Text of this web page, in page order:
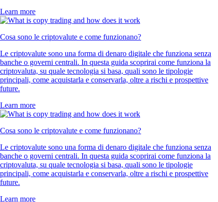
Learn more
Cosa sono le criptovalute e come funzionano?
Le criptovalute sono una forma di denaro digitale che funziona senza
banche o governi centrali. In questa guida scoprirai come funziona la
criptovaluta, su quale tecnologia si basa, quali sono le tipologie
principali, come acquistarla e conservarla, oltre a rischi e prospettive
future.
Learn more
Cosa sono le criptovalute e come funzionano?
Le criptovalute sono una forma di denaro digitale che funziona senza
banche o governi centrali. In questa guida scoprirai come funziona la
criptovaluta, su quale tecnologia si basa, quali sono le tipologie
principali, come acquistarla e conservarla, oltre a rischi e prospettive
future.
Learn more